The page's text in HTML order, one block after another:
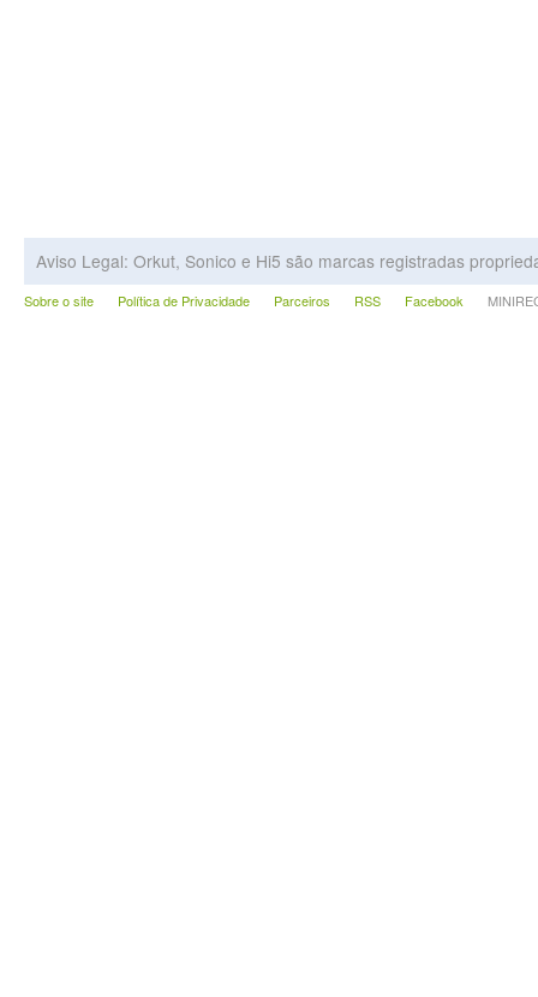
Aviso Legal: Orkut, Sonico e Hi5 são marcas registradas
Sobre o site Política de Privacidade Parceiros RSS Facebook